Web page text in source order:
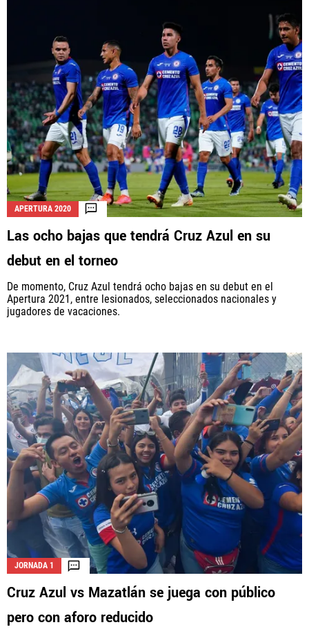
APERTURA 2020
Las ocho bajas que tendrá Cruz Azul en su
debut en el torneo
De momento, Cruz Azul tendrá ocho bajas en su debut en el
Apertura 2021, entre lesionados, seleccionados nacionales y
jugadores de vacaciones.
JORNADA 1
Cruz Azul vs Mazatlán se juega con público
pero con aforo reducido